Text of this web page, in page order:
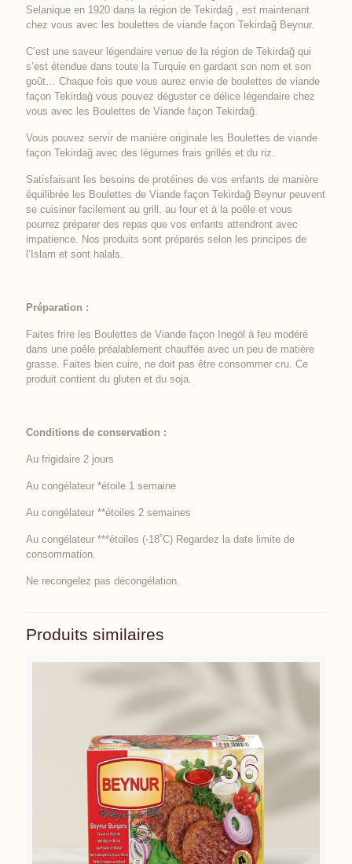
Selanique en 1920 dans la région de Tekirdağ , est maintenant
chez vous avec les boulettes de viande façon Tekirdağ Beynur.
C’est une saveur légendaire venue de la région de Tekirdağ qui
s’est étendue dans toute la Turquie en gardant son nom et son
goût… Chaque fois que vous aurez envie de boulettes de viande
façon Tekirdağ vous pouvez déguster ce délice légendaire chez
vous avec les Boulettes de Viande façon Tekirdağ.
Vous pouvez servir de manière originale les Boulettes de viande
façon Tekirdağ avec des légumes frais grillés et du riz.
Satisfaisant les besoins de protéines de vos enfants de manière
équilibrée les Boulettes de Viande façon Tekirdağ Beynur peuvent
se cuisiner facilement au grill, au four et à la poêle et vous
pourrez préparer des repas que vos enfants attendront avec
impatience. Nos produits sont préparés selon les principes de
l’Islam et sont halals.
Préparation :
Faites frire les Boulettes de Viande façon Inegöl à feu modéré
dans une poêle préalablement chauffée avec un peu de matière
grasse. Faites bien cuire, ne doit pas être consommer cru. Ce
produit contient du gluten et du soja.
Conditions de conservation :
Au frigidaire 2 jours
Au congélateur *étoile 1 semaine
Au congélateur **étoiles 2 semaines
Au congélateur ***étoiles (-18˚C) Regardez la date limite de
consommation.
Ne recongelez pas décongélation.
Produits similaires